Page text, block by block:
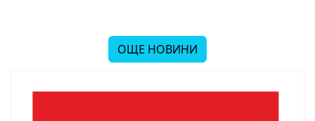
ОЩЕ НОВИНИ